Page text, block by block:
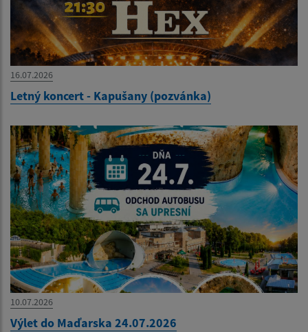
16.07.2026
Letný koncert - Kapušany (pozvánka)
10.07.2026
Výlet do Maďarska 24.07.2026